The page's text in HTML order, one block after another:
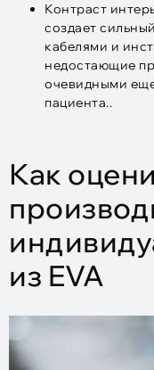
Контраст
создает
кабелями и
недостающие
очевидными еще
пациента..
Как
из EVA